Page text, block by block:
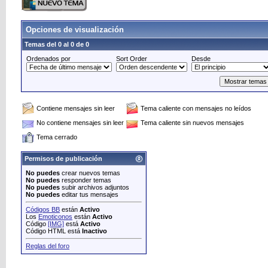
Opciones de visualización
Temas del 0 al 0 de 0
Ordenados por
Sort Order Desde
Contiene mensajes sin leer
Tema caliente con mensajes no leídos
No contiene mensajes sin leer
Tema caliente sin nuevos mensajes
Tema cerrado
Permisos de publicación
No puedes crear nuevos temas
No puedes responder temas
No puedes subir archivos adjuntos
No puedes editar tus mensajes
Códigos BB están Activo
Los Emoticonos están Activo
Código [IMG] está Activo
Código HTML está Inactivo
Reglas del foro